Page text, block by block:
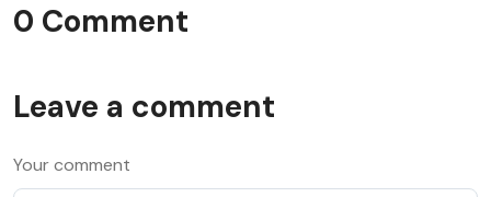
0 Comment
Leave a comment
Your comment